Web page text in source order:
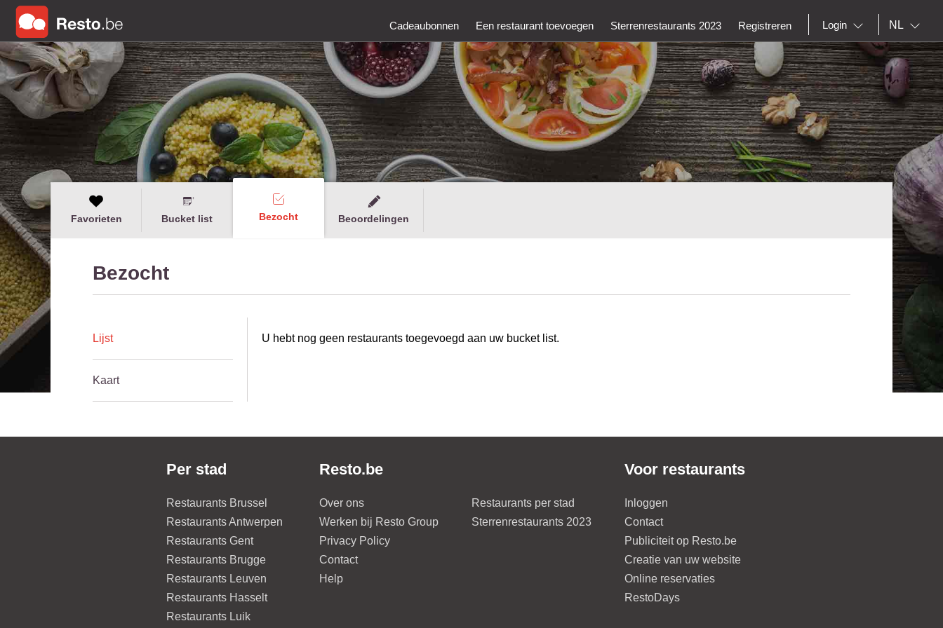
Cadeaubonnen Een restaurant toevoegen Sterrenrestaurants 2023 Registreren Login NL
Favorieten Bucket list Bezocht Beoordelingen
Bezocht
Lijst
Kaart
U hebt nog geen restaurants toegevoegd aan uw bucket list.
Per stad
Restaurants Brussel
Restaurants Antwerpen
Restaurants Gent
Restaurants Brugge
Restaurants Leuven
Restaurants Hasselt
Restaurants Luik
Resto.be
Over ons
Werken bij Resto Group
Privacy Policy
Contact
Help
Restaurants per stad
Sterrenrestaurants 2023
Voor restaurants
Inloggen
Contact
Publiciteit op Resto.be
Creatie van uw website
Online reservaties
RestoDays